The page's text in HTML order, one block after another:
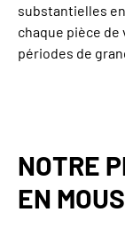
substantielles
chaque pièce
périodes de
NOTRE
EN